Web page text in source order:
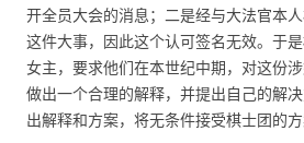
开全员大会的消息；二是经与大法官本
这件大事，因此这个认可签名无效。于
女主，要求他们在本世纪中期，对这份
做出一个合理的解释，并提出自己的解
出解释和方案，将无条件接受棋士团的方